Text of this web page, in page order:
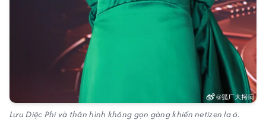
Lưu Diệc Phi và thân hình không gọn gàng khiến netizen la ó.